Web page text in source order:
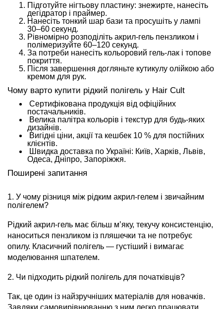
Підготуйте нігтьову пластину: знежирте, нанесіть
дегідратор і праймер.
Нанесіть тонкий шар бази та просушіть у лампі
30–60 секунд.
Рівномірно розподіліть акрил-гель пензликом і
полімеризуйте 60–120 секунд.
За потреби нанесіть кольоровий гель-лак і топове
покриття.
Після завершення догляньте кутикулу олійкою або
кремом для рук.
Чому варто купити рідкий полігель у Hair Cult
Сертифікована продукція від офіційних
постачальників.
Велика палітра кольорів і текстур для будь-яких
дизайнів.
Вигідні ціни, акції та кешбек 10 % для постійних
клієнтів.
Швидка доставка по Україні: Київ, Харків, Львів,
Одеса, Дніпро, Запоріжжя.
Поширені запитання
1. У чому різниця між рідким акрил-гелем і звичайним
полігелем?
Рідкий акрил-гель має більш м’яку, текучу консистенцію,
наноситься пензликом із пляшечки та не потребує
опилу. Класичний полігель — густіший і вимагає
моделювання шпателем.
2. Чи підходить рідкий полігель для початківців?
Так, це один із найзручніших матеріалів для новачків.
Завдяки самовирівнюванню з ним легко працювати